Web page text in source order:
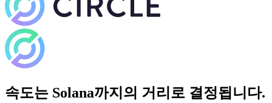
속도는 Solana까지의 거리로 결정됩니다.